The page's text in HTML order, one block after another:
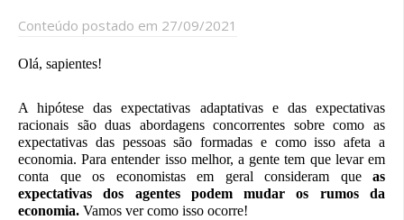
Conteúdo postado em 27/09/2021
Olá, sapientes!
A hipótese das expectativas adaptativas e das expectativas
racionais são duas abordagens concorrentes sobre como as
expectativas das pessoas são formadas e como isso afeta a
economia. Para entender isso melhor, a gente tem que levar em
conta que os economistas em geral consideram queas
expectativas dos agentes podem mudar os rumos da
economia. Vamos ver como isso ocorre!